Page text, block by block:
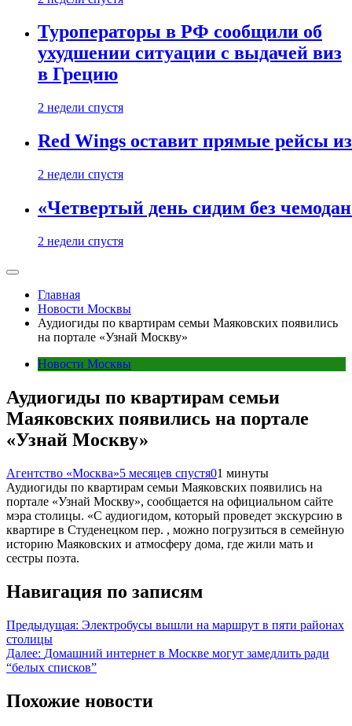
Туроператоры в РФ сообщили об
ухудшении ситуации с выдачей виз
в Грецию
2 недели спустя
Red Wings оставит прямые рейсы
2 недели спустя
«Четвертый день сидим без
2 недели спустя
Главная
Новости Москвы
Аудиогиды по квартирам семьи Маяковских появились
на портале «Узнай Москву»
Новости Москвы
Аудиогиды по квартирам семьи
Маяковских появились на портале
«Узнай Москву»
Агентство «Москва»5 месяцев спустя01 минуты
Аудиогиды по квартирам семьи Маяковских появились на
портале «Узнай Москву», сообщается на официальном сайте
мэра столицы. «С аудиогидом, который проведет экскурсию в
квартире в Студенецком пер. , можно погрузиться в семейную
историю Маяковских и атмосферу дома, где жили мать и
сестры поэта.
Навигация по записям
Предыдущая: Электробусы вышли на маршрут в пяти районах
столицы
Далее: Домашний интернет в Москве могут замедлить ради
“белых списков”
Похожие новости